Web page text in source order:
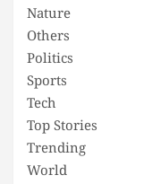
Nature
Others
Politics
Sports
Tech
Top Stories
Trending
World